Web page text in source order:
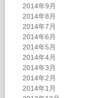
2014年9月
2014年8月
2014年7月
2014年6月
2014年5月
2014年4月
2014年3月
2014年2月
2014年1月